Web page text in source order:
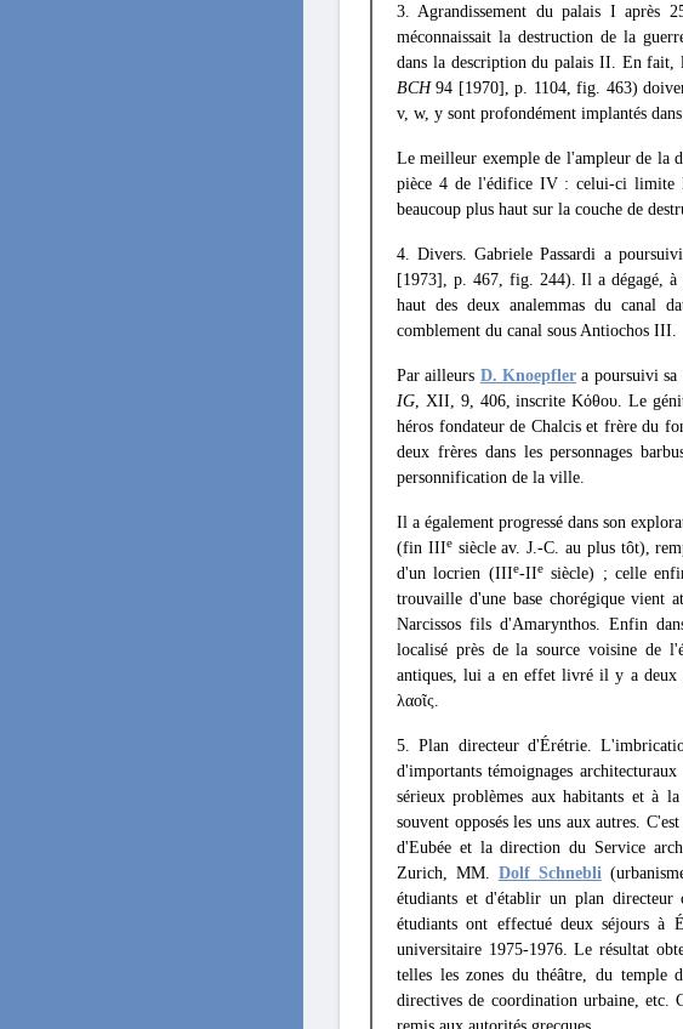
3. Agrandissement du palais I après
méconnaissait la destruction de la
dans la description du palais II. En fait,
BCH94 [1970], p. 1104, fig. 463)
v, w, y sont profondément implantés
Le meilleur exemple de l'ampleur de la
pièce 4 de l'édifice IV : celui-ci limite
beaucoup plus haut sur la couche de
4. Divers. Gabriele Passardi a
[1973], p. 467, fig. 244). Il a dégagé, à
haut des deux analemmas du canal
comblement du canal sous Antiochos III.
Par ailleurs D. Knoepfler a poursuivi sa
IG, XII, 9, 406, inscrite Κόθου. Le
héros fondateur de Chalcis et frère du
deux frères dans les personnages
personnification de la ville.
Il a également progressé dans son
(fin IIIesiècle av. J.-C. au plus tôt),
d'un locrien (IIIe-IIesiècle) ; celle
trouvaille d'une base chorégique vient
Narcissos fils d'Amarynthos. Enfin
localisé près de la source voisine de
antiques, lui a en effet livré il y a deux
λαοῖς.
5. Plan directeur d'Érétrie.
d'importants témoignages
sérieux problèmes aux habitants et à
souvent opposés les uns aux autres.
d'Eubée et la direction du Service
Zurich, MM. Dolf Schnebli
étudiants et d'établir un plan directeur
étudiants ont effectué deux séjours
universitaire 1975-1976. Le résultat
telles les zones du théâtre, du temple
directives de coordination urbaine, etc.